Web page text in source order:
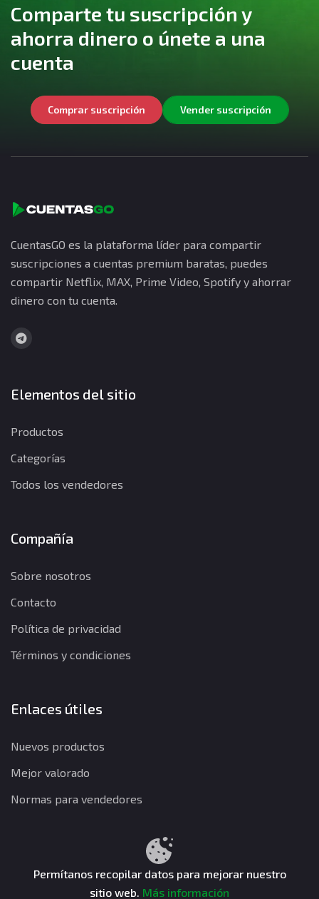
Comparte tu suscripción y
ahorra dinero o únete a una
cuenta
Comprar suscripción Vender suscripción
CuentasGO es la plataforma líder para compartir
suscripciones a cuentas premium baratas, puedes
compartir Netflix, MAX, Prime Video, Spotify y ahorrar
dinero con tu cuenta.
Elementos del sitio
Productos
Categorías
Todos los vendedores
Compañía
Sobre nosotros
Contacto
Política de privacidad
Términos y condiciones
Enlaces útiles
Nuevos productos
Mejor valorado
Normas para vendedores
Términos y condiciones
CuentasGO © 2026. Todos los derechos reservados.
Permítanos recopilar datos para mejorar nuestro
sitio web. Más información